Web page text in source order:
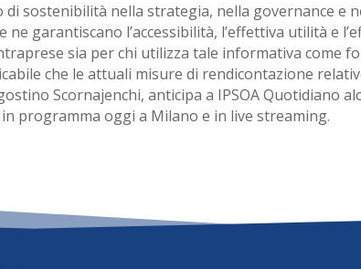
di sostenibilità nella strategia, nella governance e
garantiscano l’accessibilità, l’effettiva utilità e
sia per chi utilizza tale informativa come
che le attuali misure di rendicontazione
Scornajenchi, anticipa a IPSOA Quotidiano
programma oggi a Milano e in live streaming.